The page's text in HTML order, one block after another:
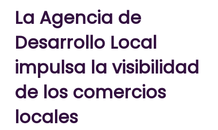
Areas municipales
Tramita
La Agencia de
Desarrollo Local
impulsa la visibilidad
de los comercios
locales